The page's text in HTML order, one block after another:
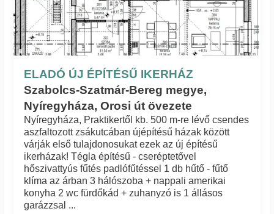
ELADÓ ÚJ ÉPÍTÉSŰ IKERHÁZ
Szabolcs-Szatmár-Bereg megye,
Nyíregyháza, Orosi út övezete
Nyíregyháza, Praktikertől kb. 500 m-re lévő csendes
aszfaltozott zsákutcában újépítésű házak között
várják első tulajdonosukat ezek az új építésű
ikerházak! Tégla építésű - cseréptetővel
hőszivattyús fűtés padlófűtéssel 1 db hűtő - fűtő
klíma az árban 3 hálószoba + nappali amerikai
konyha 2 wc fürdőkád + zuhanyzó is 1 állásos
garázzsal ...